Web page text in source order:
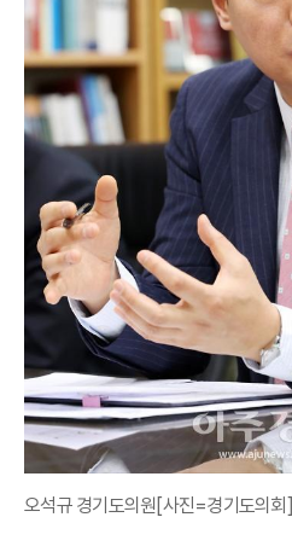
오석규 경기도의원[사진=경기도의회]